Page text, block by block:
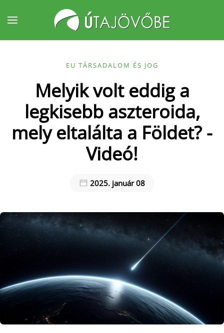
Fő tartalom átugrása
EU TÁRSADALOM ÉS JOG
Melyik volt eddig a
legkisebb aszteroida,
mely eltalálta a Földet? -
Videó!
2025. január 08